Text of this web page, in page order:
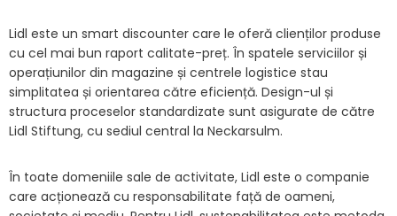
Lidl este un smart discounter care le oferă clienților produse
cu cel mai bun raport calitate-preț. În spatele serviciilor și
operațiunilor din magazine și centrele logistice stau
simplitatea și orientarea către eficiență. Design-ul și
structura proceselor standardizate sunt asigurate de către
Lidl Stiftung, cu sediul central la Neckarsulm.
În toate domeniile sale de activitate, Lidl este o companie
care acționează cu responsabilitate față de oameni,